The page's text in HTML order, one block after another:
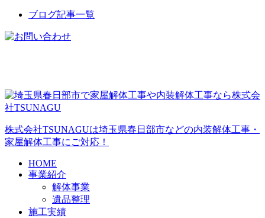
ブログ記事一覧
株式会社TSUNAGUは埼玉県春日部市などの内装解体工事・
家屋解体工事にご対応！
HOME
事業紹介
解体事業
遺品整理
施工実績